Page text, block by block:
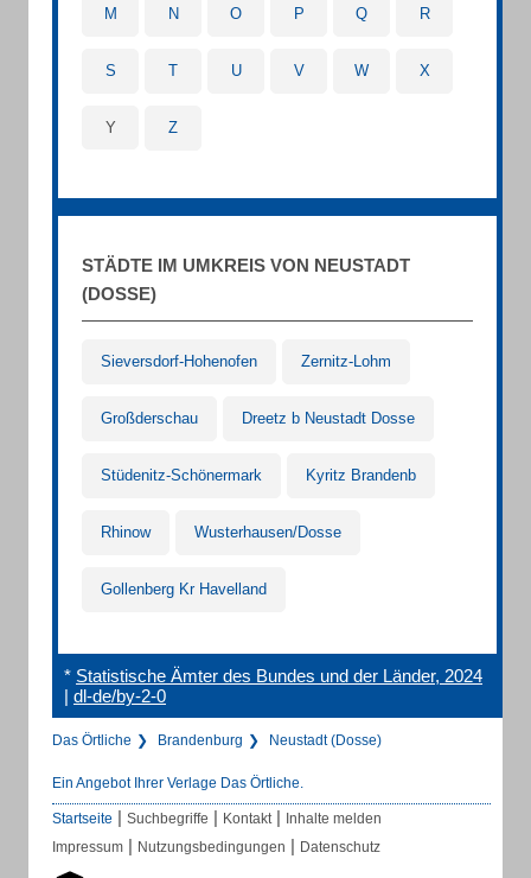
M N O P Q R
S T U V W X
Y Z
STÄDTE IM UMKREIS VON NEUSTADT
(DOSSE)
Sieversdorf-Hohenofen Zernitz-Lohm
Großderschau Dreetz b Neustadt Dosse
Stüdenitz-Schönermark Kyritz Brandenb
Rhinow Wusterhausen/Dosse
Gollenberg Kr Havelland
* Statistische Ämter des Bundes und der Länder, 2024
| dl-de/by-2-0
Das Örtliche Brandenburg Neustadt (Dosse)
Ein Angebot Ihrer Verlage Das Örtliche.
Startseite | Suchbegriffe | Kontakt | Inhalte melden
Impressum | Nutzungsbedingungen | Datenschutz